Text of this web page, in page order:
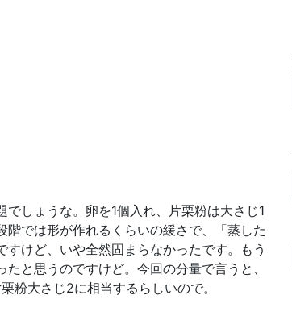
しょうな。卵を1個入れ、片栗粉は大さじ1
では形が作れるくらいの緩さで、「蒸した
けど、いや全然固まらなかったです。もう
と思うのですけど。今回の分量で言うと、
粉大さじ2に相当するらしいので。